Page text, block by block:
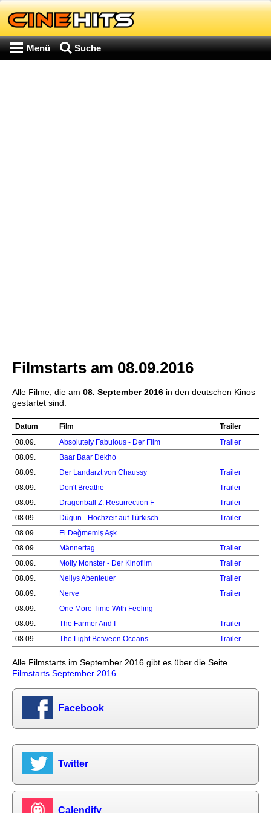
Menü Suche
Filmstarts am 08.09.2016
Alle Filme, die am 08. September 2016 in den deutschen Kinos
gestartet sind.
Datum Film
Trailer
08.09.
Absolutely Fabulous - Der Film
Trailer
08.09.
Baar Baar Dekho
08.09.
Der Landarzt von Chaussy
Trailer
08.09.
Don't Breathe
Trailer
08.09.
Dragonball Z: Resurrection F
Trailer
08.09.
Dügün - Hochzeit auf Türkisch
Trailer
08.09.
El Değmemiş Aşk
08.09.
Männertag
Trailer
08.09.
Molly Monster - Der Kinofilm
Trailer
08.09.
Nellys Abenteuer
Trailer
08.09.
Nerve
Trailer
08.09.
One More Time With Feeling
08.09.
The Farmer And I
Trailer
08.09.
The Light Between Oceans Trailer
Alle Filmstarts im September 2016 gibt es über die Seite
Filmstarts September 2016
Facebook
Twitter
Calendify